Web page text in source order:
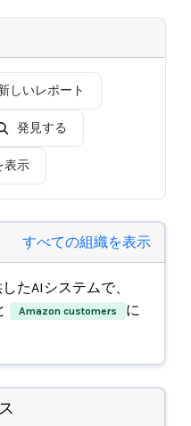
しいレポート
発見する
表示
すべての組織を表示
たAIシステムで、
Amazon customers
に